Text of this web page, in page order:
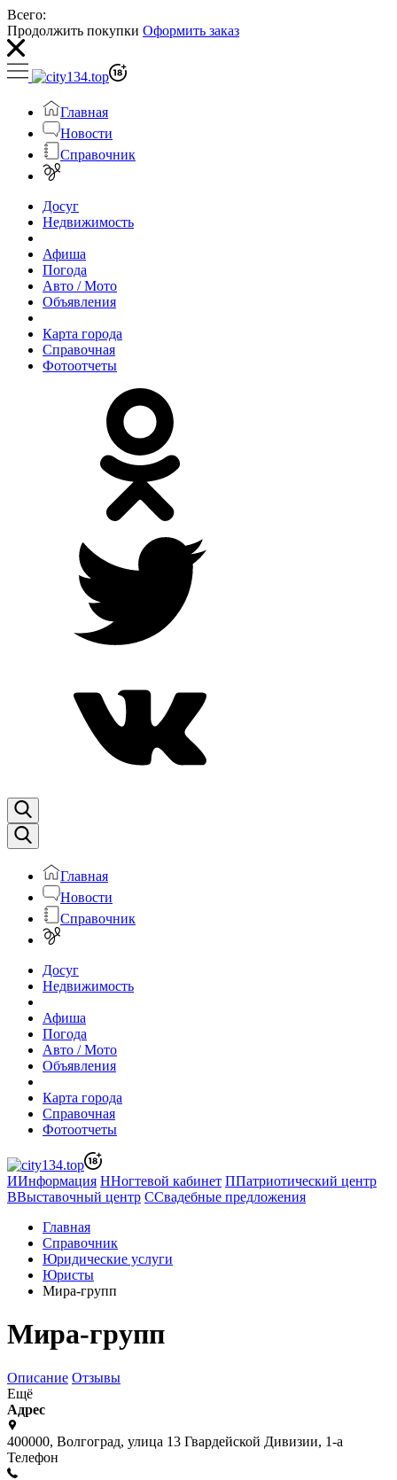
Всего:
Продолжить покупки Оформить заказ
Главная
Новости
Справочник
Досуг
Недвижимость
Афиша
Погода
Авто / Мото
Объявления
Карта города
Справочная
Фотоотчеты
Главная
Новости
Справочник
Досуг
Недвижимость
Афиша
Погода
Авто / Мото
Объявления
Карта города
Справочная
Фотоотчеты
ИИнформация ННогтевой кабинет ППатриотический центр
ВВыставочный центр ССвадебные предложения
Главная
Справочник
Юридические услуги
Юристы
Мира-групп
Мира-групп
Описание Отзывы
Ещё
Адрес
400000, Волгоград, улица 13 Гвардейской Дивизии, 1-а
Телефон